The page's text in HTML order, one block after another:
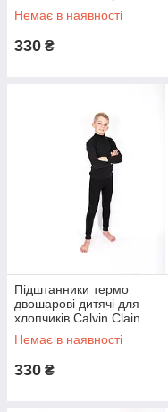
термокальсони для
8-9 років
Немає в наявності
330 ₴
Підштанники термо
двошарові дитячі для
хлопчиків Calvin Clain
термокальсони для
8-9 років
Немає в наявності
330 ₴